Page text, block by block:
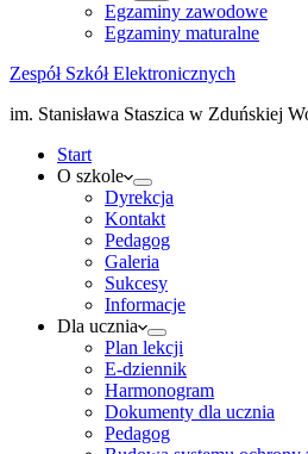
Egzaminy zawodowe
Egzaminy maturalne
Zespół Szkół Elektronicznych
im. Stanisława Staszica w Zduńskiej
Start
O szkole
Dyrekcja
Kontakt
Pedagog
Galeria
Sukcesy
Informacje
Dla ucznia
Plan lekcji
E-dziennik
Harmonogram
Dokumenty dla ucznia
Pedagog